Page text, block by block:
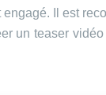
Il est
un teaser